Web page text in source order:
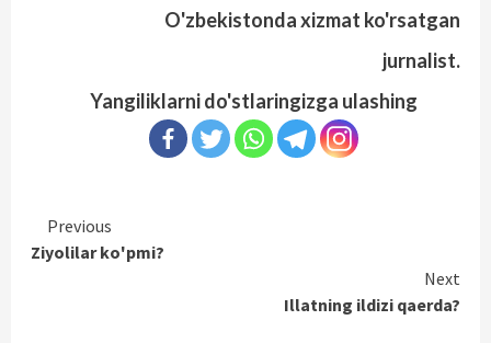
O'zbekistonda xizmat ko'rsatgan
jurnalist.
Yangiliklarni do'stlaringizga ulashing
Continue
Reading
Previous
Ziyolilar ko'pmi?
Next
Illatning ildizi qaerda?